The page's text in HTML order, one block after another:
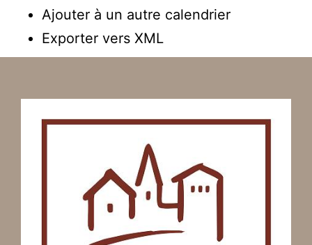
Ajouter à un autre calendrier
Exporter vers XML